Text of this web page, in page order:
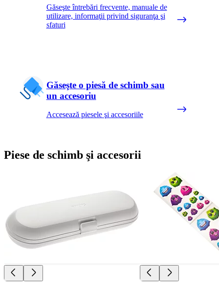
Găseşte întrebări frecvente, manuale de
utilizare, informaţii privind siguranţa şi
sfaturi
Găseşte o piesă de schimb sau
un accesoriu
Accesează piesele şi accesoriile
Piese de schimb şi accesorii